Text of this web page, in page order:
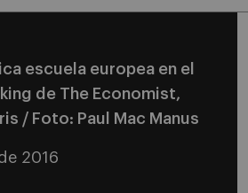
escuela europea en el
de The Economist,
/ Foto: Paul Mac Manus
2016